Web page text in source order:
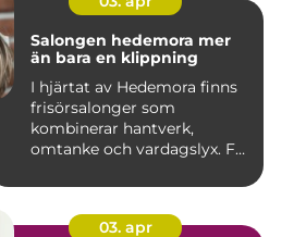
Salongen hedemora mer
än bara en klippning
I hjärtat av Hedemora finns
frisörsalonger som
kombinerar hantverk,
omtanke och vardagslyx. För
03. apr